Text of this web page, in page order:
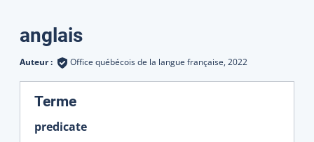
Traductions
anglais
Auteur : Office québécois de la langue française, 2022
Terme:
predicate